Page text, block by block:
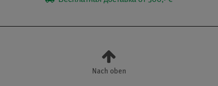
Nach oben